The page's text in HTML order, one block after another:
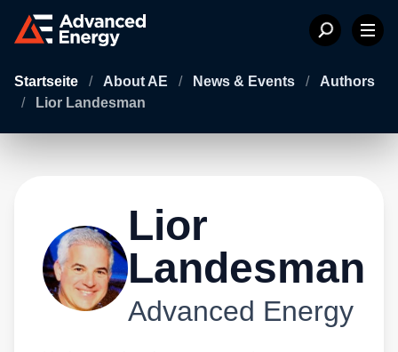
Startseite / About AE / News & Events /
Authors
/
Lior Landesman
Lior
Landesman
Advanced Energy